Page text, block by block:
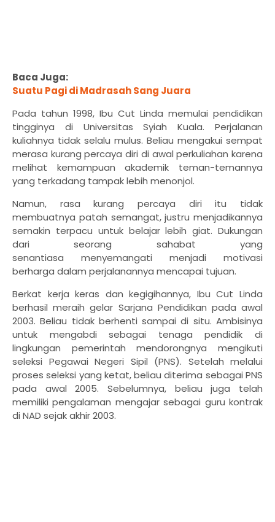
Baca Juga:
Suatu Pagi di Madrasah Sang Juara
Pada tahun 1998, Ibu Cut Linda memulai pendidikan
tingginya di Universitas Syiah Kuala. Perjalanan
kuliahnya tidak selalu mulus. Beliau mengakui sempat
merasa kurang percaya diri di awal perkuliahan karena
melihat kemampuanakademik teman-temannya
yang terkadang tampak lebih menonjol.
Namun, rasa kurang percaya diri itu tidak
membuatnya patah semangat, justru menjadikannya
semakin terpacu untuk belajar lebih giat. Dukungan
dari seorang sahabat yang
senantiasa menyemangati menjadi motivasi
berharga dalam perjalanannya mencapai tujuan.
Berkat kerja keras dan kegigihannya, Ibu Cut Linda
berhasil meraih gelar Sarjana Pendidikan pada awal
2003. Beliau tidak berhenti sampai di situ. Ambisinya
untuk mengabdi sebagai tenaga pendidik di
lingkungan pemerintah mendorongnya mengikuti
seleksi Pegawai Negeri Sipil (PNS). Setelah melalui
proses seleksi yang ketat, beliau diterima sebagai PNS
pada awal 2005. Sebelumnya, beliau juga telah
memiliki pengalaman mengajar sebagai guru kontrak
di NAD sejak akhir 2003.